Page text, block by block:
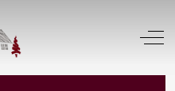
Off-
| N. 6431